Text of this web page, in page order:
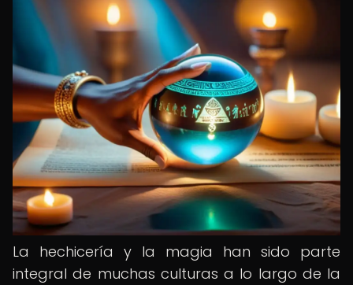
La hechicería y la magia han sido parte
integral de muchas culturas a lo largo de la